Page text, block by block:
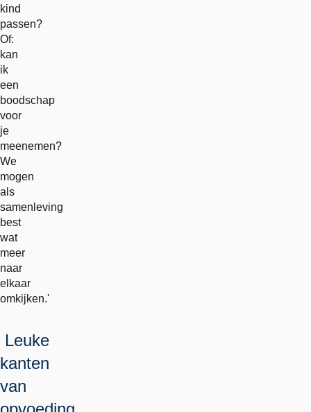
kind
passen?
Of:
kan
ik
een
boodschap
voor
je
meenemen?
We
mogen
als
samenleving
best
wat
meer
naar
elkaar
omkijken.'
Leuke
kanten
van